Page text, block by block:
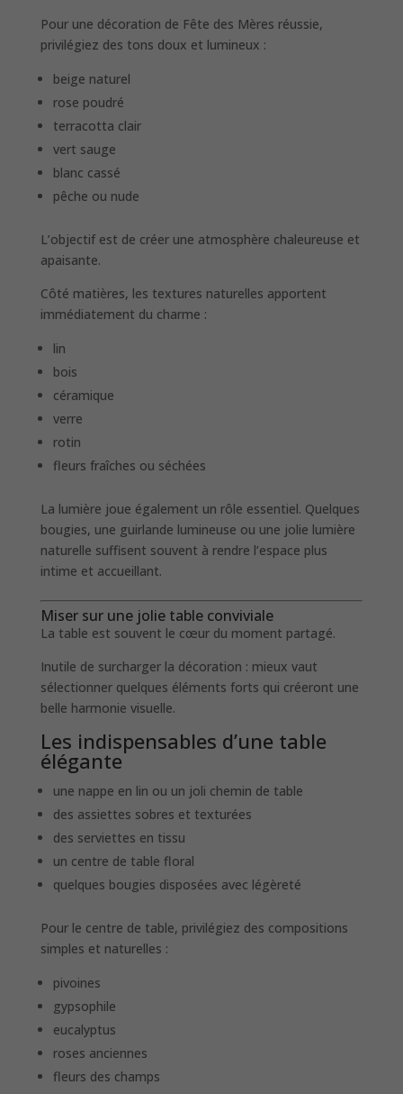
Pour une décoration de Fête des Mères réussie,
privilégiez des tons doux et lumineux :
beige naturel
rose poudré
terracotta clair
vert sauge
blanc cassé
pêche ou nude
L’objectif est de créer une atmosphère chaleureuse et
apaisante.
Côté matières, les textures naturelles apportent
immédiatement du charme :
lin
bois
céramique
verre
rotin
fleurs fraîches ou séchées
La lumière joue également un rôle essentiel. Quelques
bougies, une guirlande lumineuse ou une jolie lumière
naturelle suffisent souvent à rendre l’espace plus
intime et accueillant.
Miser sur une jolie table conviviale
La table est souvent le cœur du moment partagé.
Inutile de surcharger la décoration : mieux vaut
sélectionner quelques éléments forts qui créeront une
belle harmonie visuelle.
Les indispensables d’une table
élégante
une nappe en lin ou un joli chemin de table
des assiettes sobres et texturées
des serviettes en tissu
un centre de table floral
quelques bougies disposées avec légèreté
Pour le centre de table, privilégiez des compositions
simples et naturelles :
pivoines
gypsophile
eucalyptus
roses anciennes
fleurs des champs